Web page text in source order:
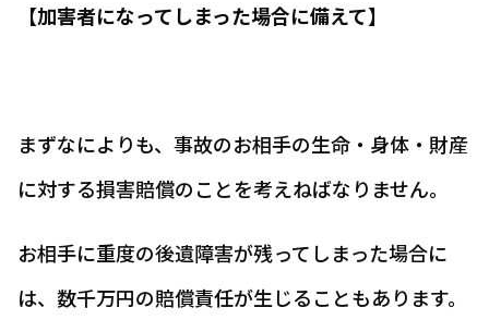
【加害者になってしまった場合に備えて】
まずなによりも、事故のお相手の生命・身体・財産
に対する損害賠償のことを考えねばなりません。
お相手に重度の後遺障害が残ってしまった場合に
は、数千万円の賠償責任が生じることもあります。